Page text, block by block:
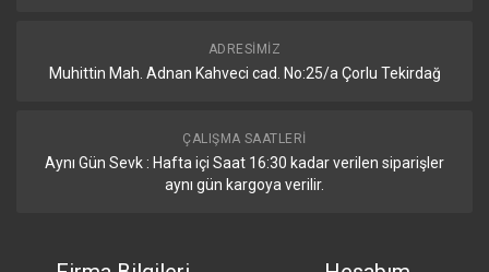
ADRESIMIZ
Muhittin Mah. Adnan Kahveci cad. No:25/a Çorlu Tekirdağ
ÇALIŞMA SAATLERI
Aynı Gün Sevk : Hafta içi Saat 16:30 kadar verilen siparişler
aynı gün kargoya verilir.